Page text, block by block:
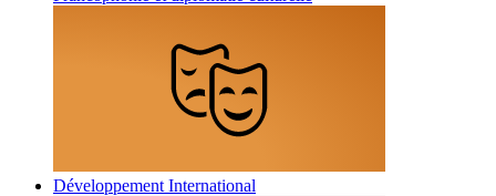
Développement International